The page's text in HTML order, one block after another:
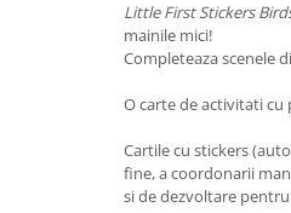
Little First Stickers
mainile mici!
Completeaza scenele
O carte de activitati cu
Cartile cu stickers
fine, a coordonarii
si de dezvoltare